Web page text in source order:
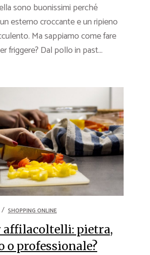
sono buonissimi perché
esterno croccante e un ripieno
Ma sappiamo come fare
friggere? Dal pollo in past...
SHOPPING ONLINE
pietra,
o professionale?